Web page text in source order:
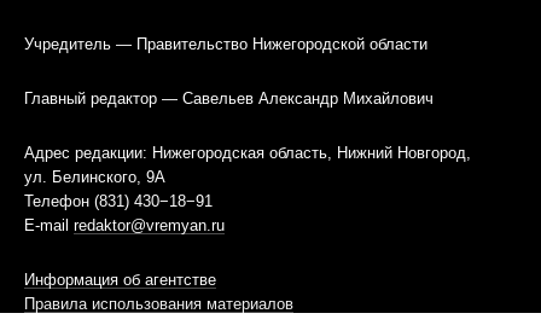
Учредитель — Правительство Нижегородской области
Главный редактор — Савельев Александр Михайлович
Адрес редакции: Нижегородская область, Нижний Новгород,
ул. Белинского, 9А
Телефон (831) 430−18−91
E-mail redaktor@vremyan.ru
Информация об агентстве
Правила использования материалов